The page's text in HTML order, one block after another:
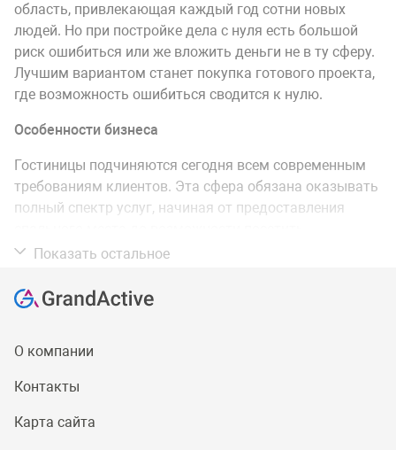
область, привлекающая каждый год сотни новых
людей. Но при постройке дела с нуля есть большой
риск ошибиться или же вложить деньги не в ту сферу.
Лучшим вариантом станет покупка готового проекта,
где возможность ошибиться сводится к нулю.
Особенности бизнеса
Гостиницы подчиняются сегодня всем современным
требованиям клиентов. Эта сфера обязана оказывать
полный спектр услуг, начиная от предоставления
тренажерный зал или воспользоваться прокатом
определяет уровень звездности отеля, его стоимость и
Даже хостелы и мини-отели должны предоставлять
спальное место, возможность приготовления еды и
стирки.
Показать остальное
О компании
Контакты
Карта сайта